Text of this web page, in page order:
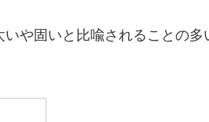
や固いと比喩されることの多